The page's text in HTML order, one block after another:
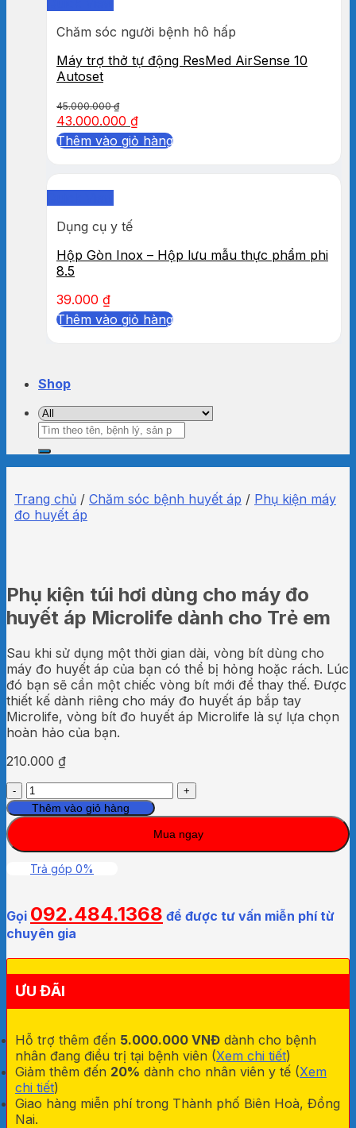
Chăm sóc người bệnh hô hấp
Máy trợ thở tự động ResMed AirSense 10
Autoset
45.000.000₫
43.000.000 ₫
Thêm vào giỏ hàng
Dụng cụ y tế
Hộp Gòn Inox – Hộp lưu mẫu thực phẩm phi
8.5
39.000 ₫
Thêm vào giỏ hàng
Shop
Tìm
kiếm:
Trang chủ / Chăm sóc bệnh huyết áp / Phụ kiện máy
đo huyết áp
Phụ kiện túi hơi dùng cho máy đo
huyết áp Microlife dành cho Trẻ em
Sau khi sử dụng một thời gian dài, vòng bít dùng cho
máy đo huyết áp của bạn có thể bị hỏng hoặc rách. Lúc
đó bạn sẽ cần một chiếc vòng bít mới để thay thế. Được
thiết kế dành riêng cho máy đo huyết áp bắp tay
Microlife, vòng bít đo huyết áp Microlife là sự lựa chọn
hoàn hảo của bạn.
210.000 ₫
Phụ
kiện
túi
dùng
cho
huyết
áp
dành
cho
Trẻ
em
lượng
Thêm vào giỏ hàng
Mua ngay
Trả góp 0%
Gọi 092.484.1368 để được tư vấn miễn phí từ
chuyên gia
ƯU ĐÃI
Hỗ trợ thêm đến 5.000.000 VNĐ dành cho bệnh
nhân đang điều trị tại bệnh viên (Xem chi tiết)
Giảm thêm đến 20% dành cho nhân viên y tế (Xem
chi tiết)
Giao hàng miễn phí trong Thành phố Biên Hoà, Đồng
Nai.